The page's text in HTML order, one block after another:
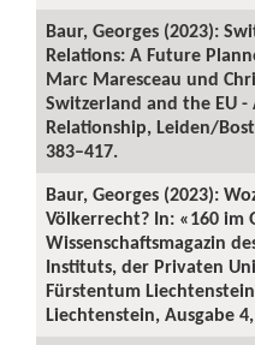
Baur, Georges (2023):
Relations: A Future
Marc Maresceau und
Switzerland and the EU -
Relationship, Leiden/
383–417.
Baur, Georges (2023):
Völkerrecht? In: «160 im
Wissenschaftsmagazin
Instituts, der Privaten
Fürstentum
Liechtenstein, Ausgabe